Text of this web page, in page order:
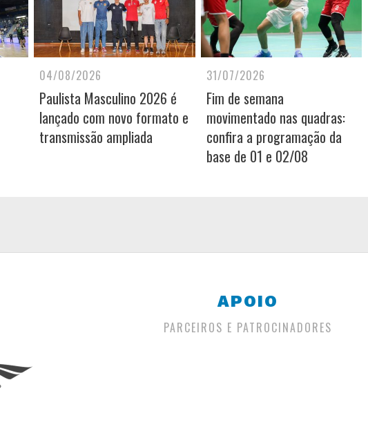
04/08/2026
Paulista Masculino 2026 é
lançado com novo formato e
transmissão ampliada
31/07/2026
Fim de semana
movimentado nas quadras:
confira a programação da
base de 01 e 02/08
APOIO
PARCEIROS E PATROCINADORES